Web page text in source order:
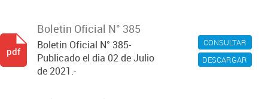
CONSULTAR
DESCARGAR
Boletin Oficial N° 385
Boletin Oficial N° 385-
Publicado el dia 02 de Julio
de 2021.-
pdf